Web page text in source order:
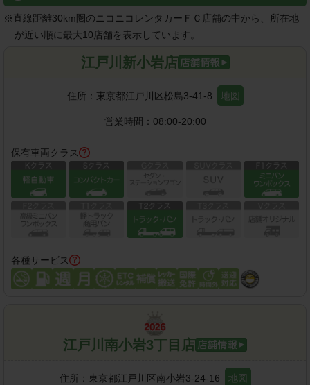
※直線距離30km圏のニコニコレンタカーＦＣ店舗の中から、所在地
が近い順に最大10店舗を表示しています。
江戸川新小岩店
住所： 東京都江戸川区松島3-41-8 地図
営業時間： 08:00-20:00
保有車両クラス
各種サービス
江戸川南小岩3丁目店
住所： 東京都江戸川区南小岩3-24-16 地図